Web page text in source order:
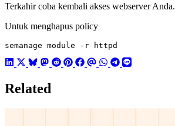
Terkahir coba kembali akses webserver Anda.
Untuk menghapus policy
semanage module -r httpd
Related